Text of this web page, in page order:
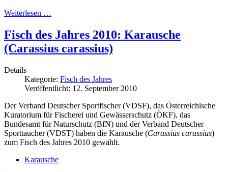
Weiterlesen …
Fisch des Jahres 2010: Karausche
(Carassius carassius)
Details
Kategorie: Fisch des Jahres
Veröffentlicht: 12. September 2010
Der Verband Deutscher Sportfischer (VDSF), das Österreichische
Kuratorium für Fischerei und Gewässerschutz (ÖKF), das
Bundesamt für Naturschutz (BfN) und der Verband Deutscher
Sporttaucher (VDST) haben die Karausche (Carassius carassius)
zum Fisch des Jahres 2010 gewählt.
Karausche